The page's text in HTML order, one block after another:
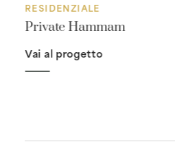
RESIDENZIALE
Private Hammam
Vai al progetto